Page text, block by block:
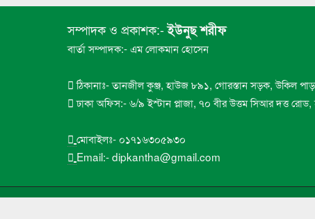
সম্পাদক ও প্রকাশক:-ইউনুছ শরীফ
বার্তা সম্পাদক:- এম লোকমান হোসেন
ঠিকানাঃ- তানজীল কুঞ্জ, হাউজ ৮৯১, গোরস্তান সড়ক, উকিল
ঢাকা অফিস:- ৬/৯ ইস্টান প্লাজা, ৭০ বীর উত্তম সিআর দত্ত
মোবাইলঃ- ০১৭১৬৩০৫৯৩০
Email:- dipkantha@gmail.com